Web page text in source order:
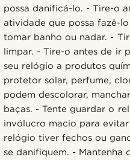
possa danificá-lo. - Tire-o
atividade que possa fazê-
tomar banho ou nadar. -
limpar. - Tire-o antes de ir
seu relógio a produtos
protetor solar, perfume,
podem descolorar,
baças. - Tente guardar o
invólucro macio para
relógio tiver fechos ou
se danifiquem. - Mantenha